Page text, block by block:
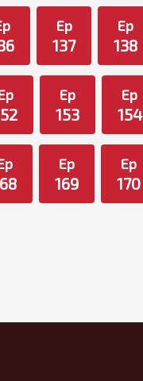
Ep
137
Ep
138
Ep
153
Ep
154
Ep
169
Ep
170